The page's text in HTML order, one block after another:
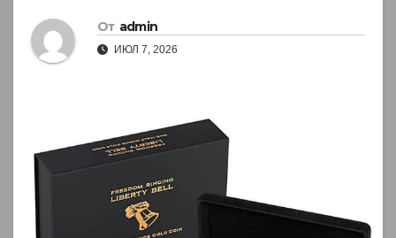
От admin
ИЮЛ 7, 2026